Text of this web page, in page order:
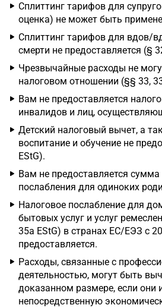
Сплиттинг тарифов для
оценка) не может быть
Сплиттинг тарифов для вдов/
смерти не предоставляется (§
Чрезвычайные расходы не
налоговом отношении (§§ 33,
Вам не предоставляется
инвалидов и лиц,
Детский налоговый вычет, а
воспитание и обучение не
EStG).
Вам не предоставляется сумма
послабления для одиноких
Налоговое послабление для
бытовых услуг и услуг
35a EStG) в странах ЕС/ЕЭЗ с
предоставляется.
Расходы, связанные с
деятельностью, могут быть
доказанном размере, если они
непосредственную